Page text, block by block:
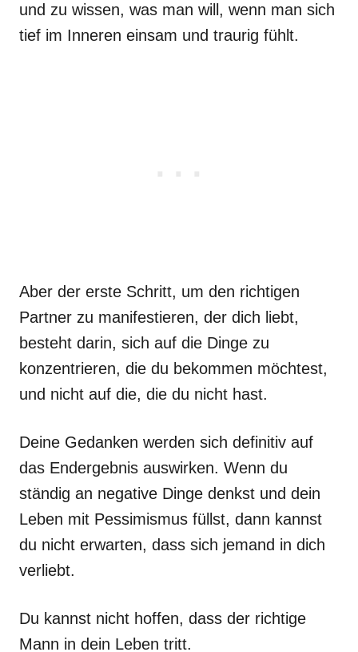
und zu wissen, was man will, wenn man sich
tief im Inneren einsam und traurig fühlt.
Aber der erste Schritt, um den richtigen
Partner zu manifestieren, der dich liebt,
besteht darin, sich auf die Dinge zu
konzentrieren, die du bekommen möchtest,
und nicht auf die, die du nicht hast.
Deine Gedanken werden sich definitiv auf
das Endergebnis auswirken. Wenn du
ständig an negative Dinge denkst und dein
Leben mit Pessimismus füllst, dann kannst
du nicht erwarten, dass sich jemand in dich
verliebt.
Du kannst nicht hoffen, dass der richtige
Mann in dein Leben tritt.